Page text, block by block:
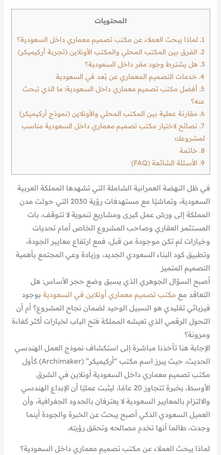
المحتويات
1. لماذا يبحث العملاء عن مكتب تصميم معماري داخل السعودية؟
2. الفرق بين المكتب المحلي والمكتب الأونلاين (تجربة أركيميكر)
3. هل يشترط وجود مقر داخل السعودية؟
4. خدمات التصميم المعماري عن بُعد في السعودية
5. أفضل مكتب تصميم معماري داخل السعودية: ما الذي تبحث
عنه؟
6. مقارنة عملية بين المكتب المحلي والأونلاين (نموذج أركيميكر)
7. نصائح لاختيار مكتب تصميم معماري داخل السعودية مناسب
لمشروعك
8. خاتمة
9. الأسئلة الشائعة (FAQ)
في ظل النهضة العمرانية الشاملة التي تشهدها المملكة العربية
السعودية، وتماشيًا مع مستهدفات رؤية 2030 التي حولت مدن
المملكة إلى ورش عمل كبرى ومشاريع تنموية لا تتوقف، بات
المستثمر العقاري وصاحب المشروع الخاص أمام تحديات
وخيارات لم تكن موجودة من قبل، فمع ارتفاع معايير الجودة،
وتطبيق كود البناء السعودي الجديد، وزيادة وعي المجتمع بأهمية
التصميم المتميز
أصبح السؤال الجوهري الذي يسبق وضع حجر الأساس: هل
التعاقد مع مكتب تصميم معماري أونلاين في السعودية بوجود
فيزيائي تقليدي هو السبيل الوحيد لضمان نجاح المشروع؟ أم أن
التحول الرقمي الذي تعيشه المملكة فتح الباب لخيارات أكثر كفاءة
ومرونة؟
الإجابة هنا تأخذنا مباشرة إلى استكشاف نموذج العمل الهندسي
الحديث، حيث يبرز اسم مكتب “أركيميكر” (Archimaker) كأول
مكتب تصميم معماري داخل السعودية أونلاين في الشرق
الأوسط، بخبرة تتجاوز 20 عامًا، ليثبت عمليًا أن الإبداع الهندسي
والالتزام بالمعايير السعودية لا يعترفان بالحدود الجغرافية، وأن
العميل السعودي الذكي أصبح يبحث عن الخبرة والجودة أينما
وجدت، طالما أنها تخدم مصالحه وتحقق رؤيته.
لماذا يبحث العملاء عن مكتب تصميم معماري داخل السعودية؟